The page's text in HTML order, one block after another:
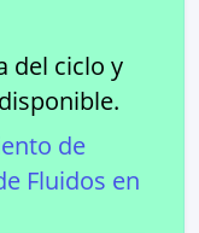
del ciclo y
de
Fluidos en